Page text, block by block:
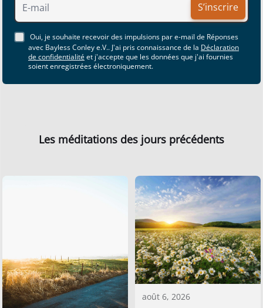
S’inscrire
Oui, je souhaite recevoir des impulsions par e-mail de Réponses
avec Bayless Conley e.V.. J'ai pris connaissance de la Déclaration
de confidentialitéet j'accepte que les données que j'ai fournies
soient enregistrées électroniquement.
Les méditations des jours précédents
août 6, 2026